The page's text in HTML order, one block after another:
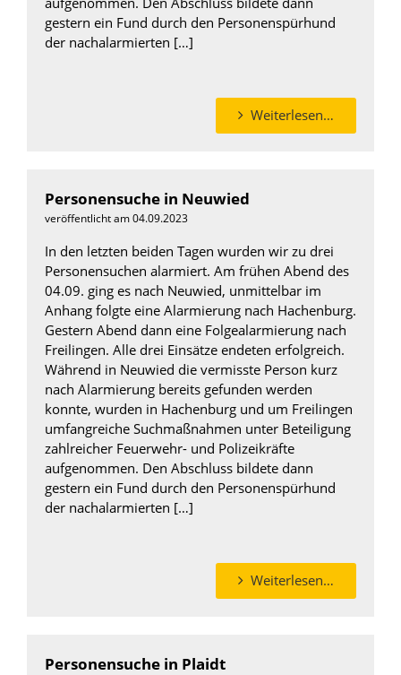
gestern ein Fund durch den Personenspürhund
der nachalarmierten […]
Weiterlesen…
Personensuche in Neuwied
veröffentlicht am 04.09.2023
In den letzten beiden Tagen wurden wir zu drei
Personensuchen alarmiert. Am frühen Abend des
04.09. ging es nach Neuwied, unmittelbar im
Anhang folgte eine Alarmierung nach Hachenburg.
Gestern Abend dann eine Folgealarmierung nach
Freilingen. Alle drei Einsätze endeten erfolgreich.
Während in Neuwied die vermisste Person kurz
nach Alarmierung bereits gefunden werden
konnte, wurden in Hachenburg und um Freilingen
umfangreiche Suchmaßnahmen unter Beteiligung
zahlreicher Feuerwehr- und Polizeikräfte
aufgenommen. Den Abschluss bildete dann
gestern ein Fund durch den Personenspürhund
der nachalarmierten […]
Weiterlesen…
Personensuche in Plaidt